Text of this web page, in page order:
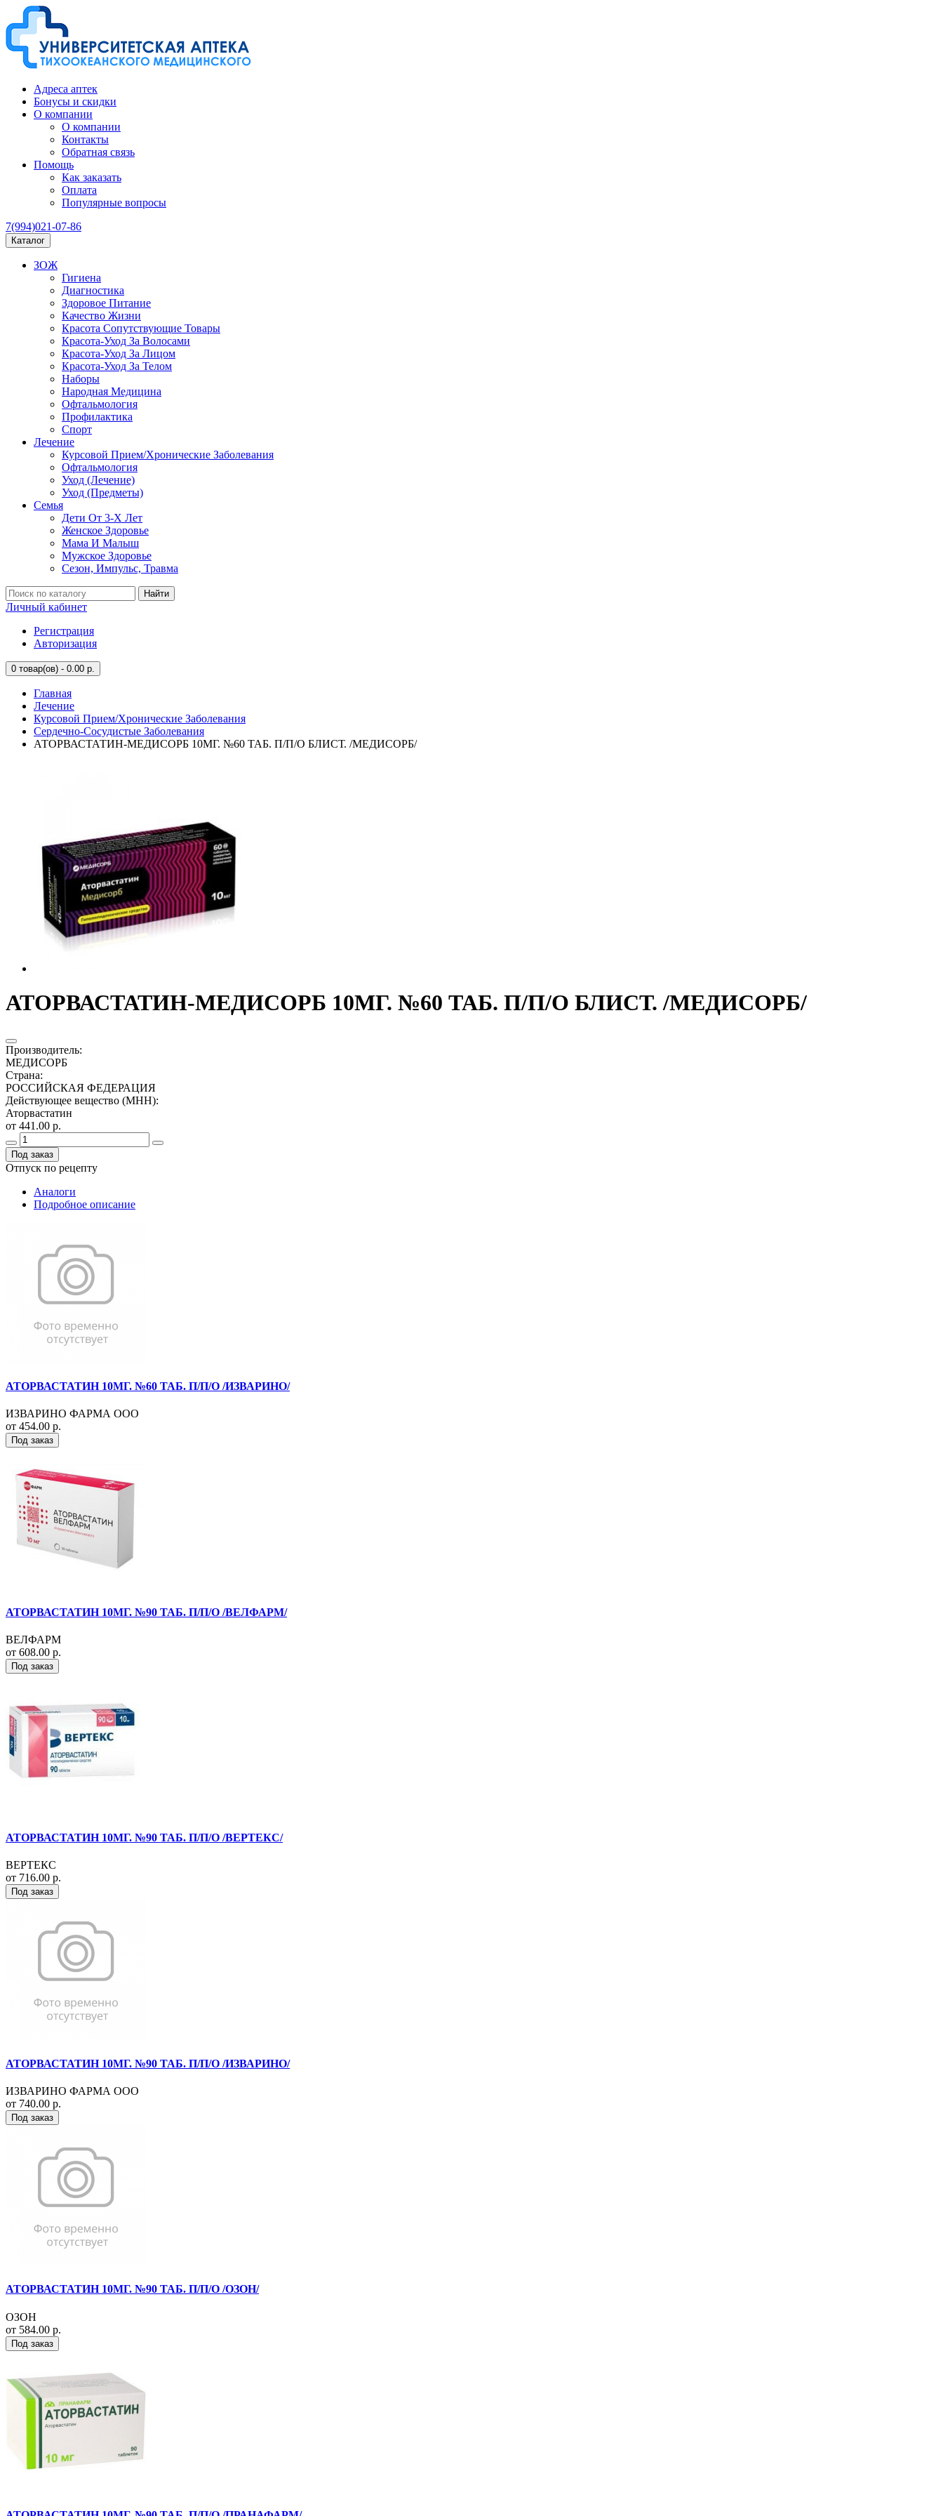
Адреса аптек
Бонусы и скидки
О компании
О компании
Контакты
Обратная связь
Помощь
Как заказать
Оплата
Популярные вопросы
7(994)021-07-86
Каталог
ЗОЖ
Гигиена
Диагностика
Здоровое Питание
Качество Жизни
Красота Сопутствующие Товары
Красота-Уход За Волосами
Красота-Уход За Лицом
Красота-Уход За Телом
Наборы
Народная Медицина
Офтальмология
Профилактика
Спорт
Лечение
Курсовой Прием/Хронические Заболевания
Офтальмология
Уход (Лечение)
Уход (Предметы)
Семья
Дети От 3-Х Лет
Женское Здоровье
Мама И Малыш
Мужское Здоровье
Сезон, Импульс, Травма
Найти
Личный кабинет
Регистрация
Авторизация
0 товар(ов) - 0.00 р.
Главная
Лечение
Курсовой Прием/Хронические Заболевания
Сердечно-Сосудистые Заболевания
АТОРВАСТАТИН-МЕДИСОРБ 10МГ. №60 ТАБ. П/П/О БЛИСТ. /МЕДИСОРБ/
АТОРВАСТАТИН-МЕДИСОРБ 10МГ. №60 ТАБ. П/П/О БЛИСТ. /МЕДИСОРБ/
Производитель:
МЕДИСОРБ
Страна:
РОССИЙСКАЯ ФЕДЕРАЦИЯ
Действующее вещество (МНН):
Аторвастатин
от 441.00 р.
Под заказ
Отпуск по рецепту
Аналоги
Подробное описание
АТОРВАСТАТИН 10МГ. №60 ТАБ. П/П/О /ИЗВАРИНО/
ИЗВАРИНО ФАРМА ООО
от 454.00 р.
Под заказ
АТОРВАСТАТИН 10МГ. №90 ТАБ. П/П/О /ВЕЛФАРМ/
ВЕЛФАРМ
от 608.00 р.
Под заказ
АТОРВАСТАТИН 10МГ. №90 ТАБ. П/П/О /ВЕРТЕКС/
ВЕРТЕКС
от 716.00 р.
Под заказ
АТОРВАСТАТИН 10МГ. №90 ТАБ. П/П/О /ИЗВАРИНО/
ИЗВАРИНО ФАРМА ООО
от 740.00 р.
Под заказ
АТОРВАСТАТИН 10МГ. №90 ТАБ. П/П/О /ОЗОН/
ОЗОН
от 584.00 р.
Под заказ